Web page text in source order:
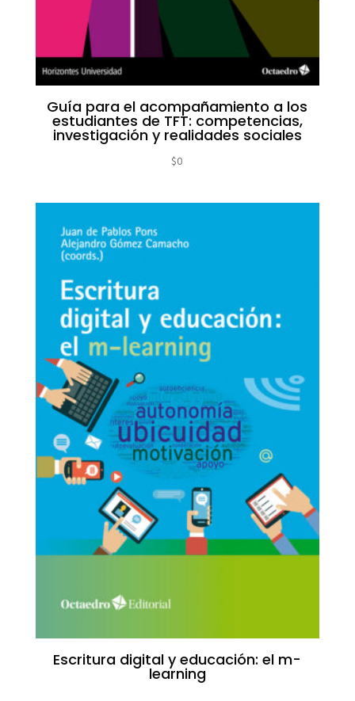
Guía para el acompañamiento a los
estudiantes de TFT: competencias,
investigación y realidades sociales
$0
Escritura digital y educación: el m-
learning